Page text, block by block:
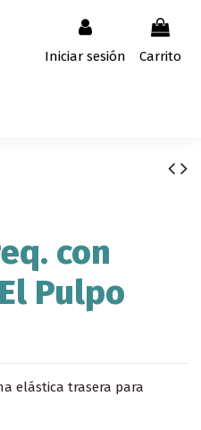
Iniciar sesión Carrito
con
Pulpo
elástica trasera para